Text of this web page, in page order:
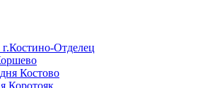
Отделец
Костово